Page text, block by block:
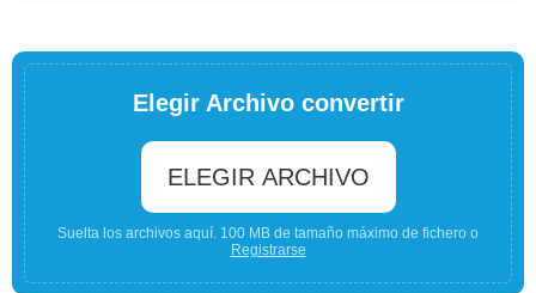
Elegir Archivo convertir
ELEGIR ARCHIVO
Suelta los archivos aquí. 100 MB de tamaño máximo de fichero o
Registrarse